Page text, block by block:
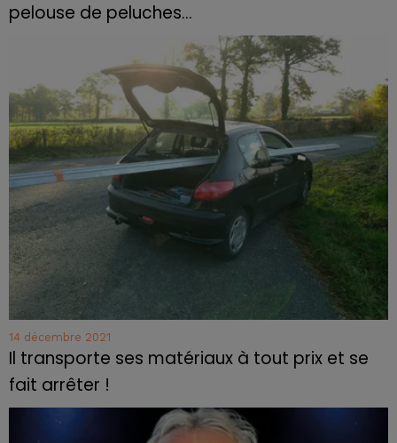
pelouse de peluches...
14 décembre 2021
Il transporte ses matériaux à tout prix et se
fait arrêter !